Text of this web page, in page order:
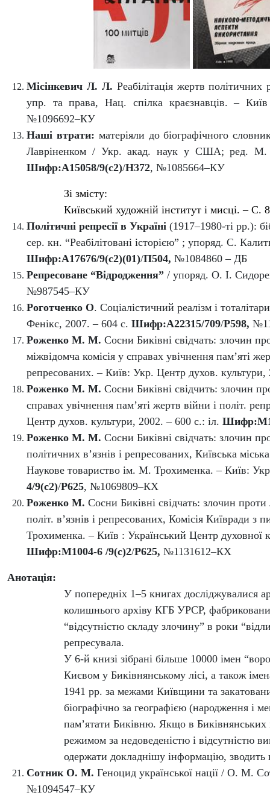
Місінкевич Л. Л. Реабілітація жертв
упр. та права, Нац. спілка краєзнавців. –
№1096692–КУ
Наші втрати: матеріяли до біографічного
Лавріненком / Укр. акад. наук у США; ред. М.
Шифр:А15058/9(с2)/Н372, №1085664–КУ
Зі змісту:
Київський художній інститут і мисці. – С.
Політичні репресії в Україні (1917–1980-ті рр.):
сер. кн. “Реабілітовані історією” ; упоряд. С.
Шифр:А17676/9(с2)(01)/П504, №1084860 – ДБ
Репресоване “Відродження” / упоряд. О. І.
№987545–КУ
Роготченко О. Соціалістичний реалізм і
Фенікс, 2007. – 604 с. Шифр:А22315/709/Р598,
Роженко М. М. Сосни Биківні свідчать: злочин
міжвідомча комісія у справах увічнення пам’яті
репресованих. – Київ: Укр. Центр духов. культури,
Роженко М. М. Сосни Биківні свідчить: злочин
справах увічнення пам’яті жертв війни і політ.
Центр духов. культури, 2002. – 600 с.: іл.
Роженко М. М. Сосни Биківні свідчать: злочин
політичних в’язнів і репресованих, Київська
Наукове товариство ім. М. Трохименка. – Київ: Укр
4/9(с2)/Р625, №1069809–КХ
Роженко М. Сосни Биківні свідчать: злочин
політ. в’язнів і репресованих, Комісія Київради
Трохименка. – Київ : Український Центр духовної
Шифр:М1004-6 /9(с)2/Р625, №1131612–КХ
Анотація:
У попередніх 1–5 книгах досліджувалися
колишнього архіву КГБ УРСР,
“відсутністю складу злочину” в роки
репресувала.
У 6-й книзі зібрані більше 10000 імен
Києвом у Биківнянському лісі, а також
1941 рр. за межами Київщини та
біографічно за географією (народження і
пам’ятати Биківню. Якщо в Биківнянських
режимом за недоведеністю і
одержати докладнішу інформацію,
Сотник О. М. Геноцид української нації / О. М.
№1094547–КУ